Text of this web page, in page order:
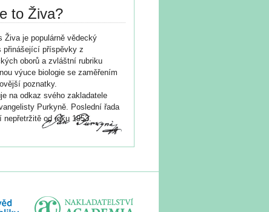
to Živa?
Živa je populárně vědecký
přinášející příspěvky z
oborů a zvláštní rubriku
výuce biologie se zaměřením
poznatky.
na odkaz svého zakladatele
Purkyně. Poslední řada
nepřetržitě od roku 1953.